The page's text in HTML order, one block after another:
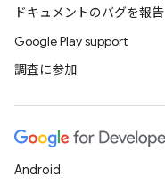
ドキュメントのバグを報告
Google Play support
調査に参加
Android